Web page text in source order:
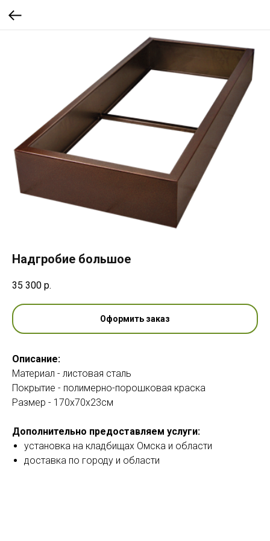
Надгробие большое
35 300 р.
Оформить заказ
Описание:
Материал - листовая сталь
Покрытие - полимерно-порошковая краска
Размер - 170х70х23см
Дополнительно предоставляем услуги:
установка на кладбищах Омска и области
доставка по городу и области